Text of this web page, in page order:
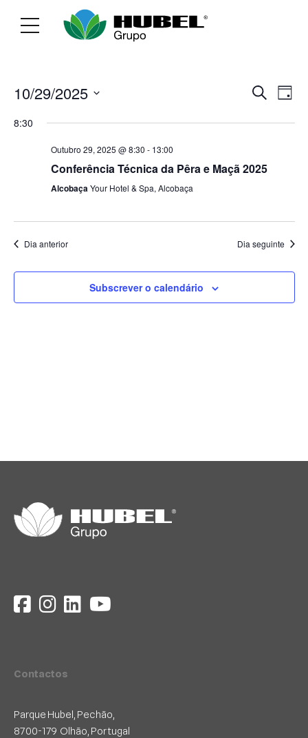
and
Pesquisar
Dia
10/29/2025
data
8:30
Outubro 29, 2025 @ 8:30 - 13:00
Conferência Técnica da Pêra e Maçã 2025
AlcobaçaYour Hotel & Spa, Alcobaça
Dia anterior Dia seguinte
Subscrever o calendário
Contactos
Parque Hubel, Pechão,
8700-179 Olhão, Portugal